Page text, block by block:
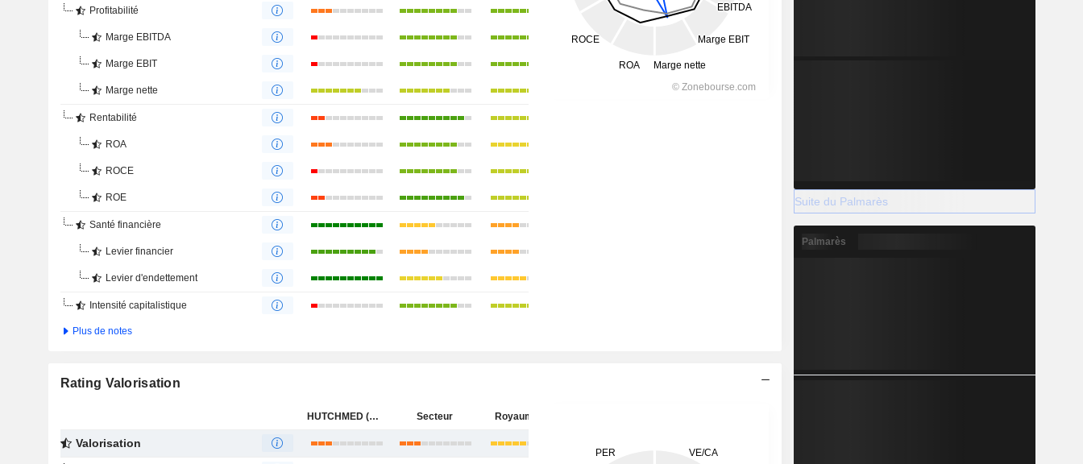
Profitabilité
Marge EBITDA
Marge EBIT
Marge nette
Rentabilité
ROA
ROCE
ROE
Santé financière
Levier financier
Levier d'endettement
Intensité capitalistique
Plus de notes
Rating Valorisation
HUTCHMED (China) Limited Secteur Royaume-Uni
Valorisation
Suite du Palmarès
Palmarès